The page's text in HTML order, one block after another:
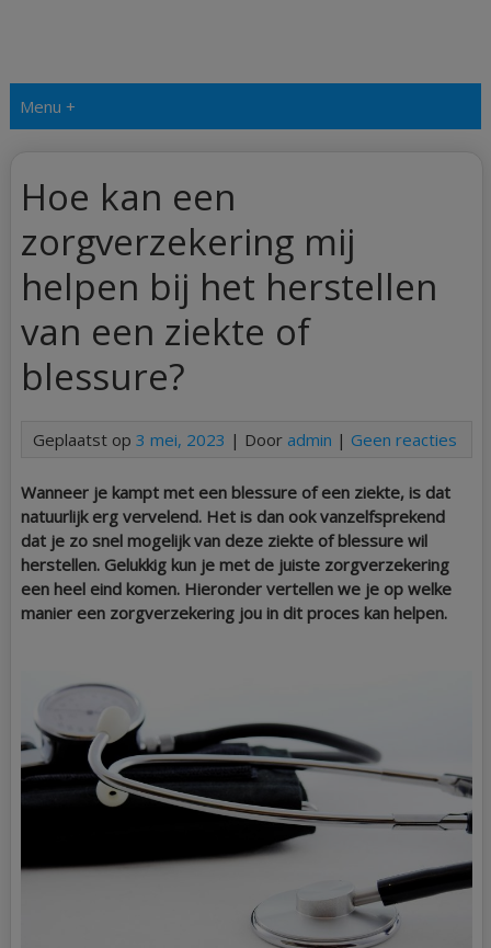
Menu +
Hoe kan een
zorgverzekering mij
helpen bij het herstellen
van een ziekte of
blessure?
Geplaatst op 3 mei, 2023 | Door admin | Geen reacties
Wanneer je kampt met een blessure of een ziekte, is dat
natuurlijk erg vervelend. Het is dan ook vanzelfsprekend
dat je zo snel mogelijk van deze ziekte of blessure wil
herstellen. Gelukkig kun je met de juiste zorgverzekering
een heel eind komen. Hieronder vertellen we je op welke
manier een zorgverzekering jou in dit proces kan helpen.